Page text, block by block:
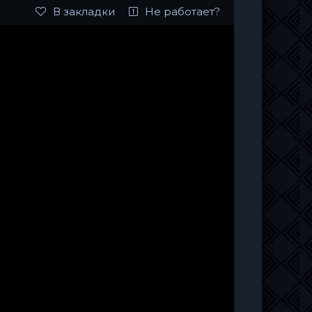
В закладки Не работает?